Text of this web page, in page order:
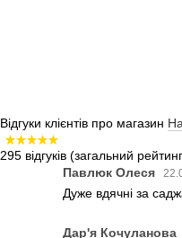
Відгуки клієнтів про магазин
295 відгуків (загальний
Павлюк Олеся
Дуже вдячні за
Дар'я Кочуланова